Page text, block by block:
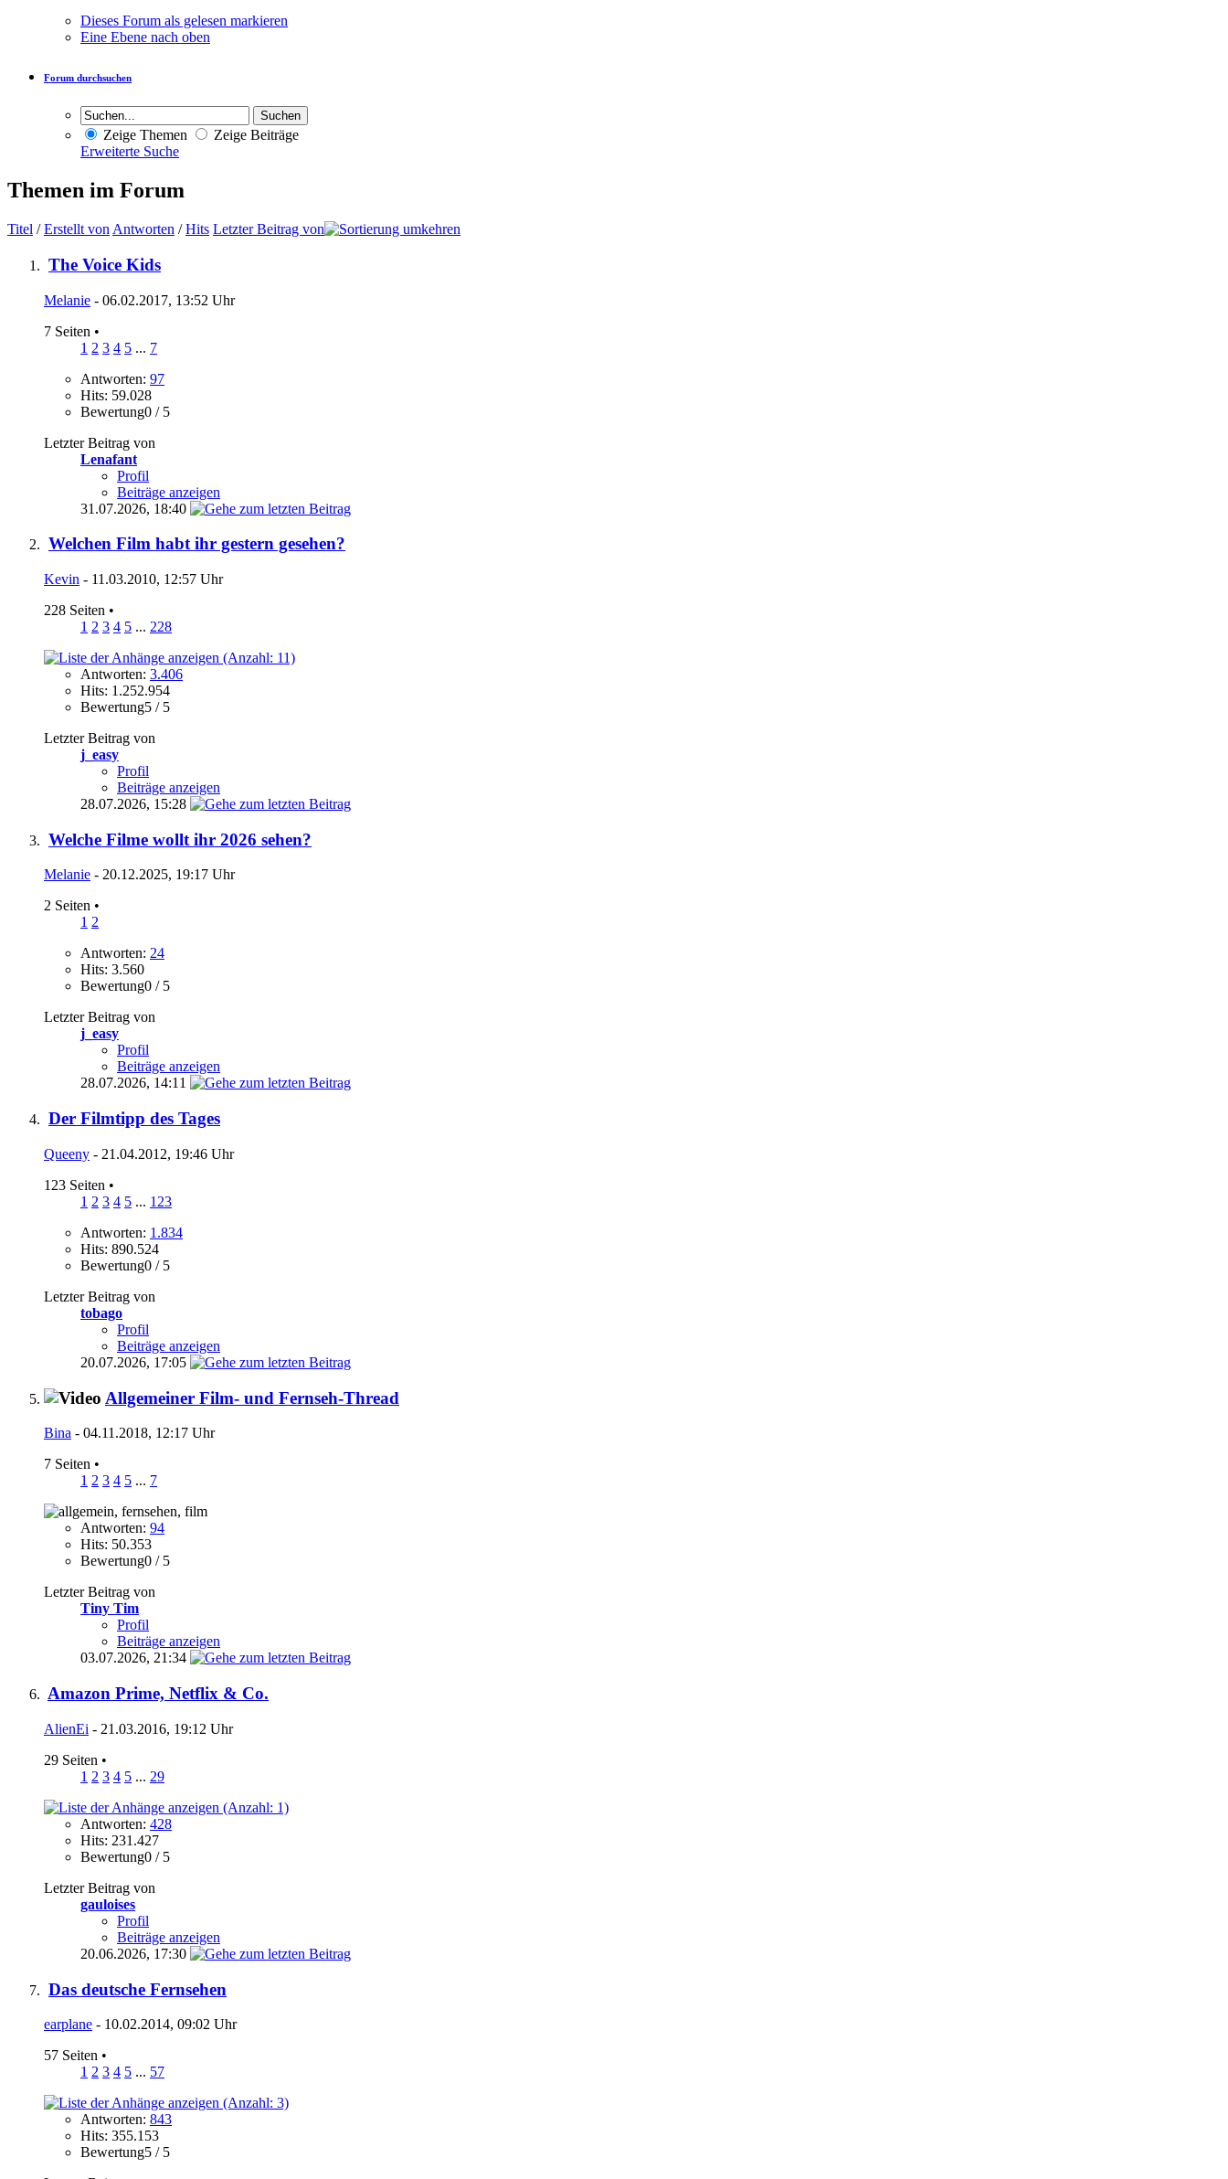
Dieses Forum als gelesen markieren
Eine Ebene nach oben
Forum durchsuchen
Zeige Themen
Zeige Beiträge
Erweiterte Suche
Themen im Forum
Titel /Erstellt von Antworten /Hits Letzter Beitrag von
The Voice Kids
Melanie - 06.02.2017, 13:52 Uhr
7 Seiten •
1 2 3 4 5 ... 7
Antworten: 97
Hits: 59.028
Bewertung0 / 5
Letzter Beitrag von
Lenafant
Profil
Beiträge anzeigen
31.07.2026, 18:40
Welchen Film habt ihr gestern gesehen?
Kevin - 11.03.2010, 12:57 Uhr
228 Seiten •
1 2 3 4 5 ... 228
Antworten: 3.406
Hits: 1.252.954
Bewertung5 / 5
Letzter Beitrag von
j_easy
Profil
Beiträge anzeigen
28.07.2026, 15:28
Welche Filme wollt ihr 2026 sehen?
Melanie - 20.12.2025, 19:17 Uhr
2 Seiten •
1 2
Antworten: 24
Hits: 3.560
Bewertung0 / 5
Letzter Beitrag von
j_easy
Profil
Beiträge anzeigen
28.07.2026, 14:11
Der Filmtipp des Tages
Queeny - 21.04.2012, 19:46 Uhr
123 Seiten •
1 2 3 4 5 ... 123
Antworten: 1.834
Hits: 890.524
Bewertung0 / 5
Letzter Beitrag von
tobago
Profil
Beiträge anzeigen
20.07.2026, 17:05
Allgemeiner Film- und Fernseh-Thread
Bina - 04.11.2018, 12:17 Uhr
7 Seiten •
1 2 3 4 5 ... 7
Antworten: 94
Hits: 50.353
Bewertung0 / 5
Letzter Beitrag von
Tiny Tim
Profil
Beiträge anzeigen
03.07.2026, 21:34
Amazon Prime, Netflix & Co.
AlienEi - 21.03.2016, 19:12 Uhr
29 Seiten •
1 2 3 4 5 ... 29
Antworten: 428
Hits: 231.427
Bewertung0 / 5
Letzter Beitrag von
gauloises
Profil
Beiträge anzeigen
20.06.2026, 17:30
Das deutsche Fernsehen
earplane - 10.02.2014, 09:02 Uhr
57 Seiten •
1 2 3 4 5 ... 57
Antworten: 843
Hits: 355.153
Bewertung5 / 5